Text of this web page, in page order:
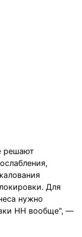
решают
Для
нужно
НН вообще", —